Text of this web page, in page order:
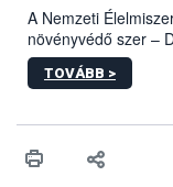
A Nemzeti
növényvédő szer –
engedélyokiratát
egészen a
érésű szőlőkben is
felhasználók
TOVÁBB >